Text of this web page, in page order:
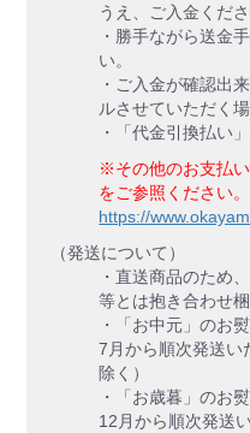
うえ、ご入金くださ
・勝手ながら送金
い。
・ご入金が確認出
ルさせていただく
・「代金引換払い
※その他のお支払い
をご参照ください。
https://
（発送について）
・直送商品のため
等とは抱き合わせ
・「お中元」のお
7月から順次発送い
除く）
・「お歳暮」のお
12月から順次発送